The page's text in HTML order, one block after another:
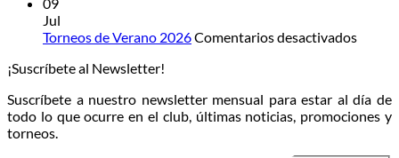
campo
en
la
Torneo
de
Jul
Torneos de Verano 2026Comentarios desactivadosen
2026
¡Suscríbete al Newsletter!
Suscríbete a nuestro newsletter mensual para estar al día de
todo lo que ocurre en el club, últimas noticias, promociones y
torneos.